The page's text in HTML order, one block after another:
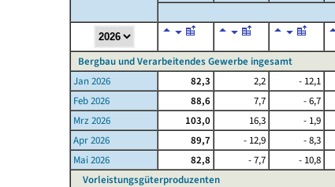
Bergbau und Verarbeitendes Gewerbe ingesamt
Jan 2026
82,3 2,2 - 12,1
Feb 2026
88,6 7,7 - 6,7
Mrz 2026
103,0 16,3 - 1,9
Apr 2026
89,7 - 12,9 - 8,3
Mai 2026
82,8 - 7,7 - 10,8
Vorleistungsgüterproduzenten